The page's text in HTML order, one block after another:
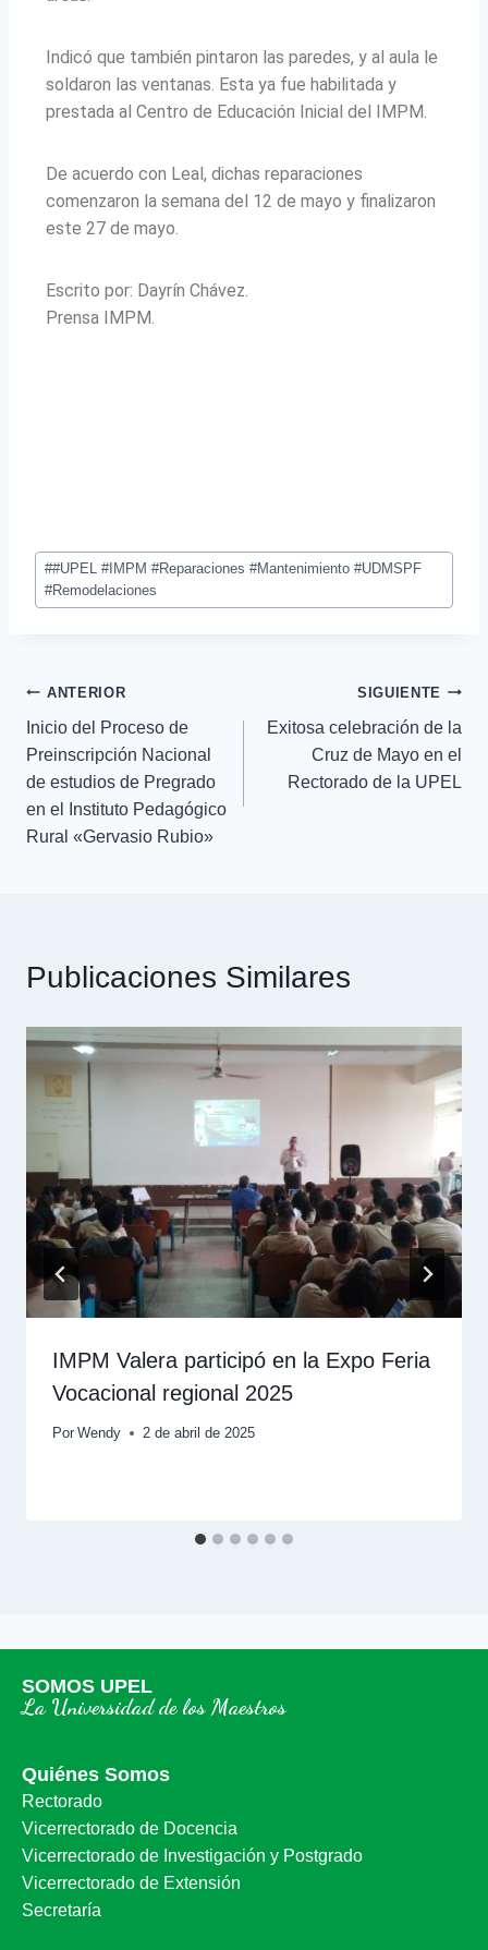
Indicó que también pintaron las paredes, y al aula le
soldaron las ventanas. Esta ya fue habilitada y
prestada al Centro de Educación Inicial del IMPM.
De acuerdo con Leal, dichas reparaciones
comenzaron la semana del 12 de mayo y finalizaron
este 27 de mayo.
Escrito por: Dayrín Chávez.
Prensa IMPM.
##UPEL #IMPM #Reparaciones #Mantenimiento #UDMSPF
#Remodelaciones
ANTERIOR
Inicio del Proceso de
Preinscripción Nacional
de estudios de Pregrado
en el Instituto Pedagógico
Rural «Gervasio Rubio»
SIGUIENTE
Exitosa celebración de la
Cruz de Mayo en el
Rectorado de la UPEL
Publicaciones Similares
IMPM Valera participó en la Expo Feria
Vocacional regional 2025
Por Wendy 2 de abril de 2025
SOMOS UPEL
La Universidad de los Maestros
Quiénes Somos
Rectorado
Vicerrectorado de Docencia
Vicerrectorado de Investigación y Postgrado
Vicerrectorado de Extensión
Secretaría